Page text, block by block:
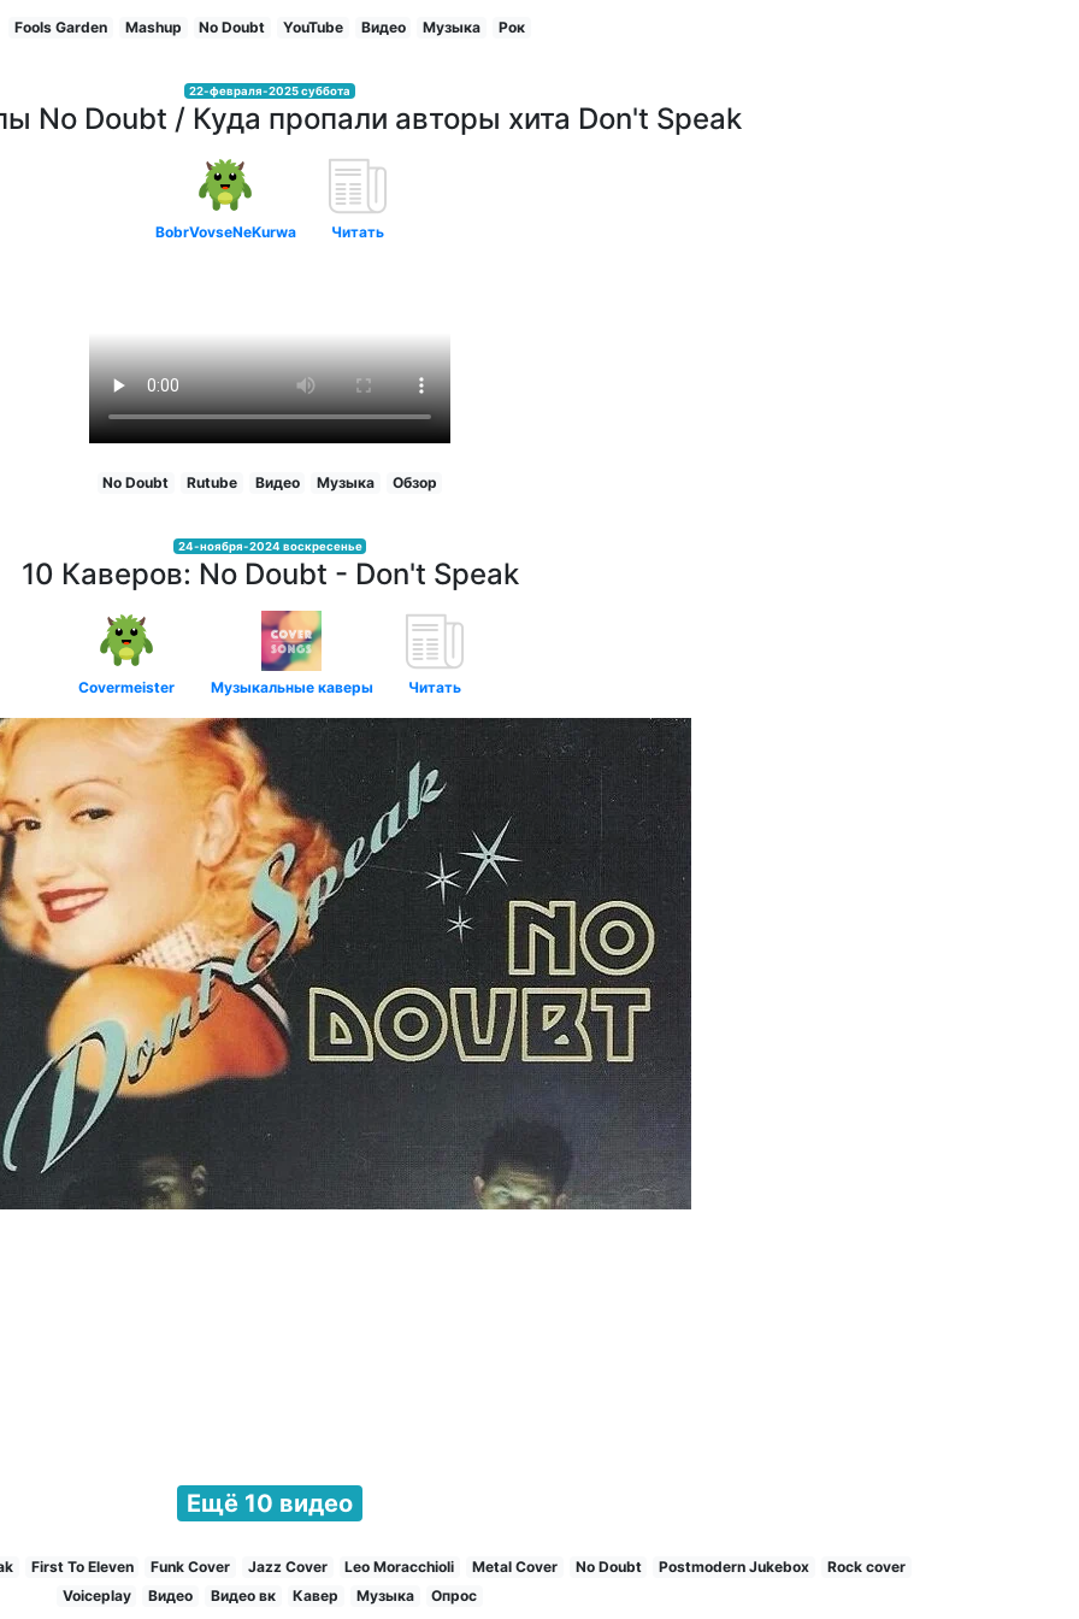
Fools Garden Mashup No Doubt YouTube Видео Музыка Рок
22-февраля-2025 суббота
No Doubt / Куда пропали авторы хита Don't Speak
BobrVovseNeKurwa Читать
No Doubt Rutube Видео Музыка Обзор
24-ноября-2024 воскресенье
10 Каверов: No Doubt - Don't Speak
Covermeister Музыкальные каверы Читать
Ещё 10 видео
First To Eleven Funk Cover Jazz Cover Leo Moracchioli Metal Cover No Doubt Postmodern Jukebox
Rock cover
Voiceplay
Видео Видео вк Кавер Музыка Опрос